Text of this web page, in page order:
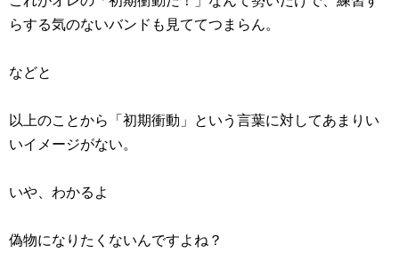
らする気のないバンドも見ててつまらん。
などと
以上のことから「初期衝動」という言葉に対してあまりい
いイメージがない。
いや、わかるよ
偽物になりたくないんですよね？